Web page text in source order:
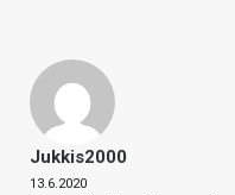
Jukkis2000
13.6.2020